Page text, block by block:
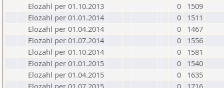
Elozahl per 01.10.2013
0
1509
Elozahl per 01.01.2014
0
1511
Elozahl per 01.04.2014
0
1467
Elozahl per 01.07.2014
0
1556
Elozahl per 01.10.2014
0
1581
Elozahl per 01.01.2015
0
1540
Elozahl per 01.04.2015
0
1635
Elozahl per 01.07.2015
0
1716